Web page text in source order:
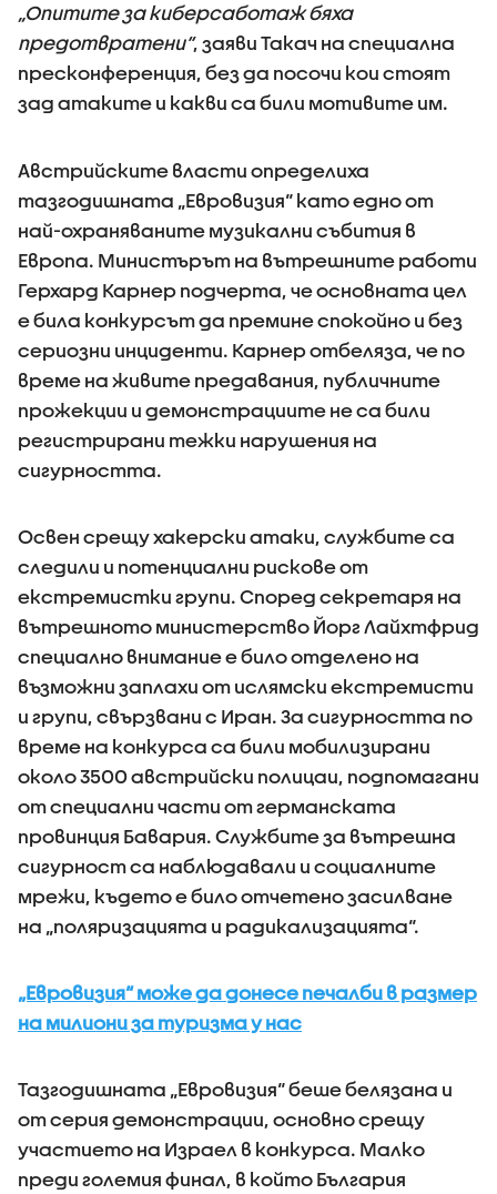
„Опитите за киберсаботаж бяха
предотвратени“, заяви Такач на специална
пресконференция, без да посочи кои стоят
зад атаките и какви са били мотивите им.
Австрийските власти определиха
тазгодишната „Евровизия“ като едно от
най-охраняваните музикални събития в
Европа. Министърът на вътрешните работи
Герхард Карнер подчерта, че основната цел
е била конкурсът да премине спокойно и без
сериозни инциденти. Карнер отбеляза, че по
време на живите предавания, публичните
прожекции и демонстрациите не са били
регистрирани тежки нарушения на
сигурността.
Освен срещу хакерски атаки, службите са
следили и потенциални рискове от
екстремистки групи. Според секретаря на
вътрешното министерство Йорг Лайхтфрид
специално внимание е било отделено на
възможни заплахи от ислямски екстремисти
и групи, свързвани с Иран. За сигурността по
време на конкурса са били мобилизирани
около 3500 австрийски полицаи, подпомагани
от специални части от германската
провинция Бавария. Службите за вътрешна
сигурност са наблюдавали и социалните
мрежи, където е било отчетено засилване
на „поляризацията и радикализацията“.
„Евровизия“ може да донесе печалби в размер
на милиони за туризма у нас
Тазгодишната „Евровизия“ беше белязана и
от серия демонстрации, основно срещу
участието на Израел в конкурса. Малко
преди големия финал, в който България